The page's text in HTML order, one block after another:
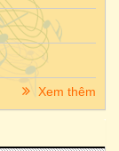
Xem thêm